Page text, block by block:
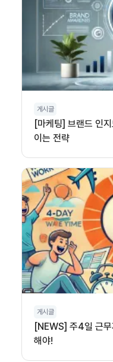
게시글
[마케팅] 브랜드 인
이는 전략
게시글
[NEWS] 주4일 근무
해야!